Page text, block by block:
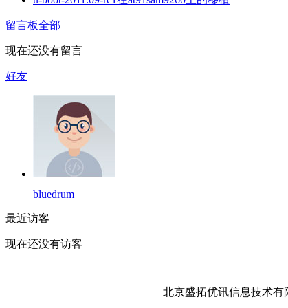
留言板全部
现在还没有留言
好友
bluedrum
最近访客
现在还没有访客
北京盛拓优讯信息技术有